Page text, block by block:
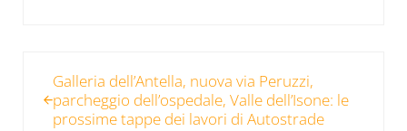
Galleria dell’Antella, nuova via Peruzzi,
parcheggio dell’ospedale, Valle dell’Isone: le
prossime tappe dei lavori di Autostrade